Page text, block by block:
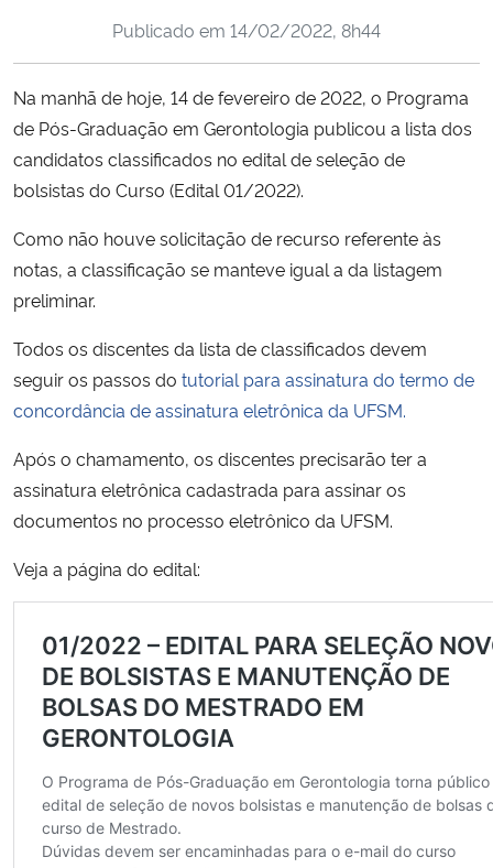
Ministério da Ciência, Tecnologia, Inovações e Comunicações
Ministério do Meio Ambiente
Ministério do Turismo
Ministério do Desenvolvimento Regional
Secretaria-Geral
Gabinete de Segurança Institucional
Advocacia-Geral da União
Banco Central do Brasil
Planalto
Publicado em 14/02/2022, 8h44
Na manhã de hoje, 14 de fevereiro de 2022, o Programa
de Pós-Graduação em Gerontologia publicou a lista dos
candidatos classificados no edital de seleção de
bolsistas do Curso (Edital 01/2022).
Como não houve solicitação de recurso referente às
notas, a classificação se manteve igual a da listagem
preliminar.
Todos os discentes da lista de classificados devem
seguir os passos do tutorial para assinatura do termo de
concordância de assinatura eletrônica da UFSM.
Após o chamamento, os discentes precisarão ter a
assinatura eletrônica cadastrada para assinar os
documentos no processo eletrônico da UFSM.
Veja a página do edital: